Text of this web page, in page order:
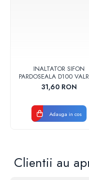
INALTATOR SIFON
PARDOSEALA D100
17001900004
31,60 RON
Adauga in cos
Clientii au